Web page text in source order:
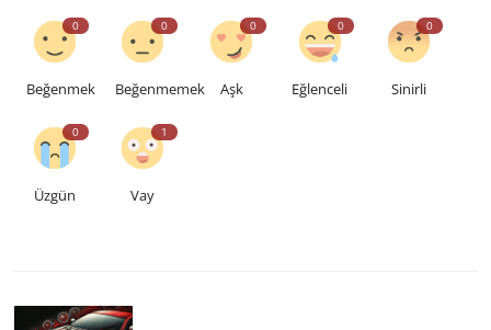
0
Beğenmek
0
Beğenmemek
0
Aşk
0
Eğlenceli
0
Sinirli
0
Üzgün
1
Vay